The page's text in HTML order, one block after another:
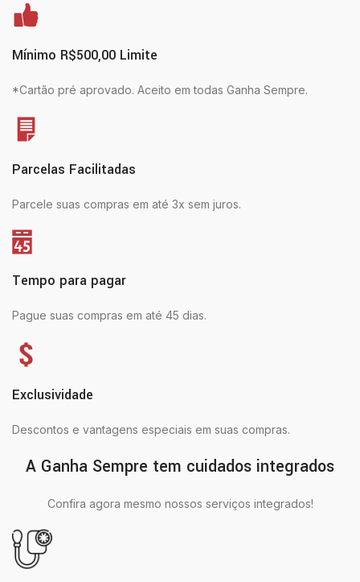
Mínimo R$500,00 Limite
*Cartão pré aprovado. Aceito em todas Ganha Sempre.
Parcelas Facilitadas
Parcele suas compras em até 3x sem juros.
Tempo para pagar
Pague suas compras em até 45 dias.
Exclusividade
Descontos e vantagens especiais em suas compras.
A Ganha Sempre tem cuidados integrados
Confira agora mesmo nossos serviços integrados!